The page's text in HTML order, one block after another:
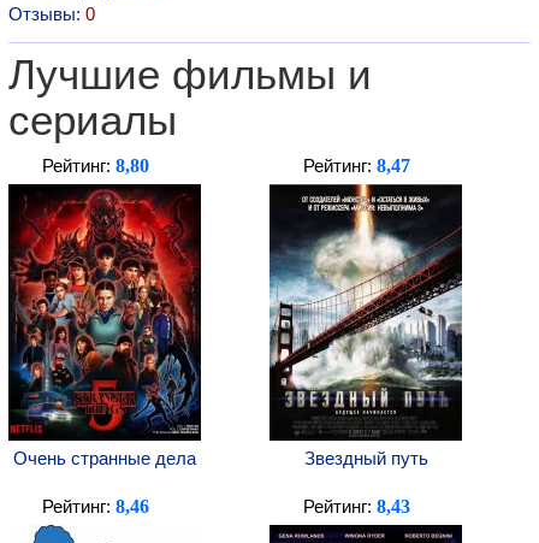
Отзывы: 0
Лучшие фильмы и
сериалы
Рейтинг: 8,80
Очень странные дела
Рейтинг: 8,47
Звездный путь
Рейтинг: 8,46 Рейтинг: 8,43